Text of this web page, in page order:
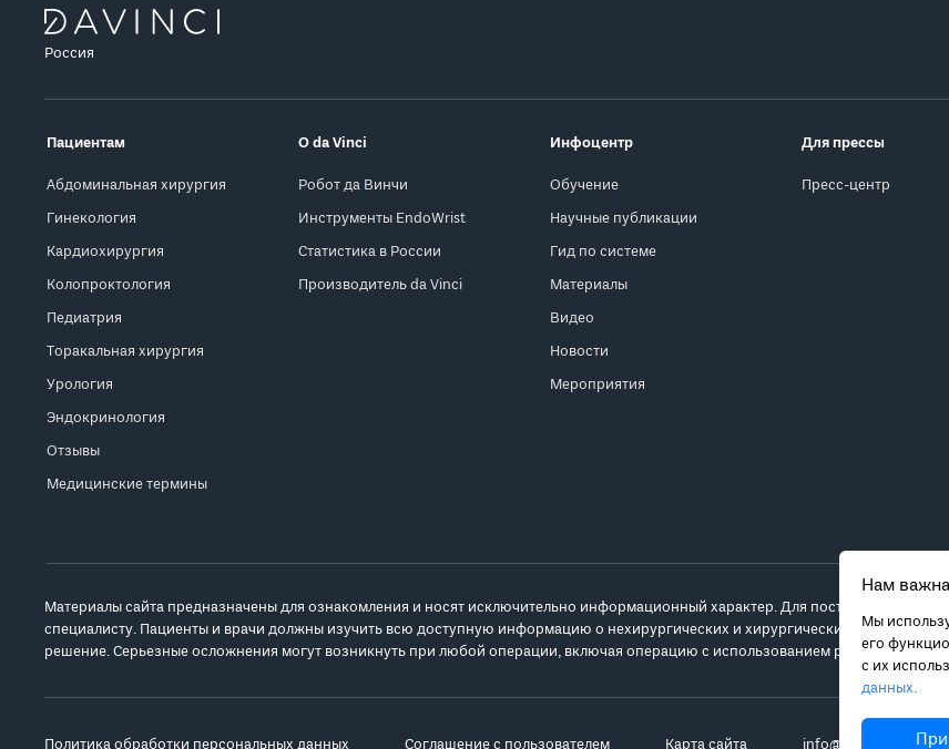
Нам
Мы
его
с их
данных.
Россия
Пациентам
Абдоминальная хирургия
Гинекология
Кардиохирургия
Колопроктология
Педиатрия
Торакальная хирургия
Урология
Эндокринология
Отзывы
Медицинские термины
О da Vinci
Робот да Винчи
Инструменты EndoWrist
Статистика в России
Производитель da Vinci
Инфоцентр
Обучение
Научные публикации
Гид по системе
Материалы
Видео
Новости
Мероприятия
Для прессы
Пресс-центр
Материалы сайта предназначены для ознакомления и носят исключительно информационный характер. Для постановки
специалисту. Пациенты и врачи должны изучить всю доступную информацию о нехирургических и хирургических вариантах
решение. Серьезные осложнения могут возникнуть при любой операции, включая операцию с использованием робота da Vinci.
Политика обработки персональных данных Соглашение с пользователем Карта сайта info@robot-